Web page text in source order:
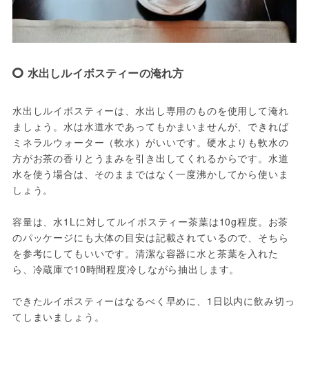
水出しルイボスティーの淹れ方
水出しルイボスティーは、水出し専用のものを使用して淹れ
ましょう。水は水道水であってもかまいませんが、できれば
ミネラルウォーター（軟水）がいいです。硬水よりも軟水の
方がお茶の香りとうまみを引き出してくれるからです。水道
水を使う場合は、そのままではなく一度沸かしてから使いま
しょう。
容量は、水1Lに対してルイボスティー茶葉は10g程度。お茶
のパッケージにも大体の目安は記載されているので、そちら
を参考にしてもいいです。清潔な容器に水と茶葉を入れた
ら、冷蔵庫で10時間程度冷しながら抽出します。
できたルイボスティーはなるべく早めに、1日以内に飲み切っ
てしまいましょう。